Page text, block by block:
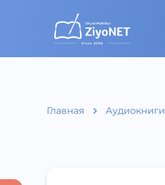
Главная Аудиокниги